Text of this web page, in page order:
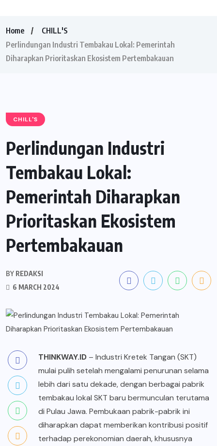
Home
CHILL'S
Perlindungan Industri Tembakau Lokal: Pemerintah
Diharapkan Prioritaskan Ekosistem Pertembakauan
CHILL'S
Perlindungan Industri
Tembakau Lokal:
Pemerintah Diharapkan
Prioritaskan Ekosistem
Pertembakauan
BY REDAKSI
6 MARCH 2024
THINKWAY.ID – Industri Kretek Tangan (SKT)
mulai pulih setelah mengalami penurunan selama
lebih dari satu dekade, dengan berbagai pabrik
tembakau lokal SKT baru bermunculan terutama
di Pulau Jawa. Pembukaan pabrik-pabrik ini
diharapkan dapat memberikan kontribusi positif
terhadap perekonomian daerah, khususnya